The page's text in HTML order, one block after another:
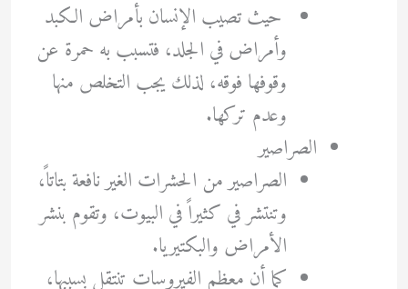
حيث تصيب الإنسان بأمراض الكبد
وأمراض في الجلد، فتسبب به حمرة عن
وقوفها فوقه، لذلك يجب التخلص منها
وعدم تركها.
الصراصير
الصراصير من الحشرات الغير نافعة بتاتاً،
وتنتشر في كثيراً في البيوت، وتقوم بنشر
الأمراض والبكتيريا.
كما أن معظم الفيروسات تنتقل بسببها،